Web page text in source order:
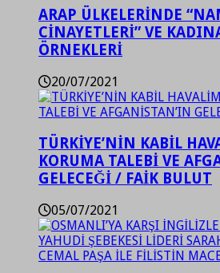
ARAP ÜLKELERİNDE
CİNAYETLERİ” VE
ÖRNEKLERİ
20/07/2021
TÜRKİYE’NİN KABİL
KORUMA TALEBİ VE
GELECEĞİ / FAİK BULUT
05/07/2021